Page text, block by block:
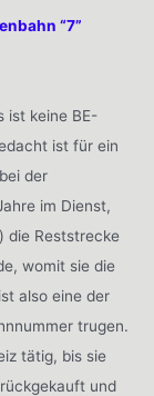
“7”
ist keine BE-
ist für ein
der
im Dienst,
die Reststrecke
womit sie die
also eine der
trugen.
tätig, bis sie
und